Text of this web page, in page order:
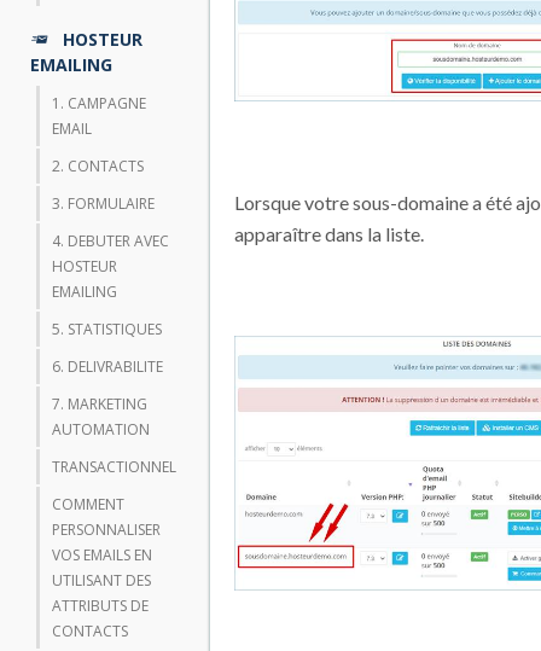
HOSTEUR
EMAILING
1. CAMPAGNE
EMAIL
2. CONTACTS
3. FORMULAIRE
4. DEBUTER AVEC
HOSTEUR
EMAILING
5. STATISTIQUES
6. DELIVRABILITE
7. MARKETING
AUTOMATION
TRANSACTIONNEL
COMMENT
PERSONNALISER
VOS EMAILS EN
UTILISANT DES
ATTRIBUTS DE
CONTACTS
Lorsque votre sous-domaine a été
apparaître dans la liste.